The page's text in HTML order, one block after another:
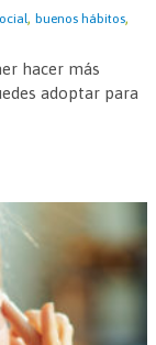
, buenos hábitos,
hacer más
adoptar para